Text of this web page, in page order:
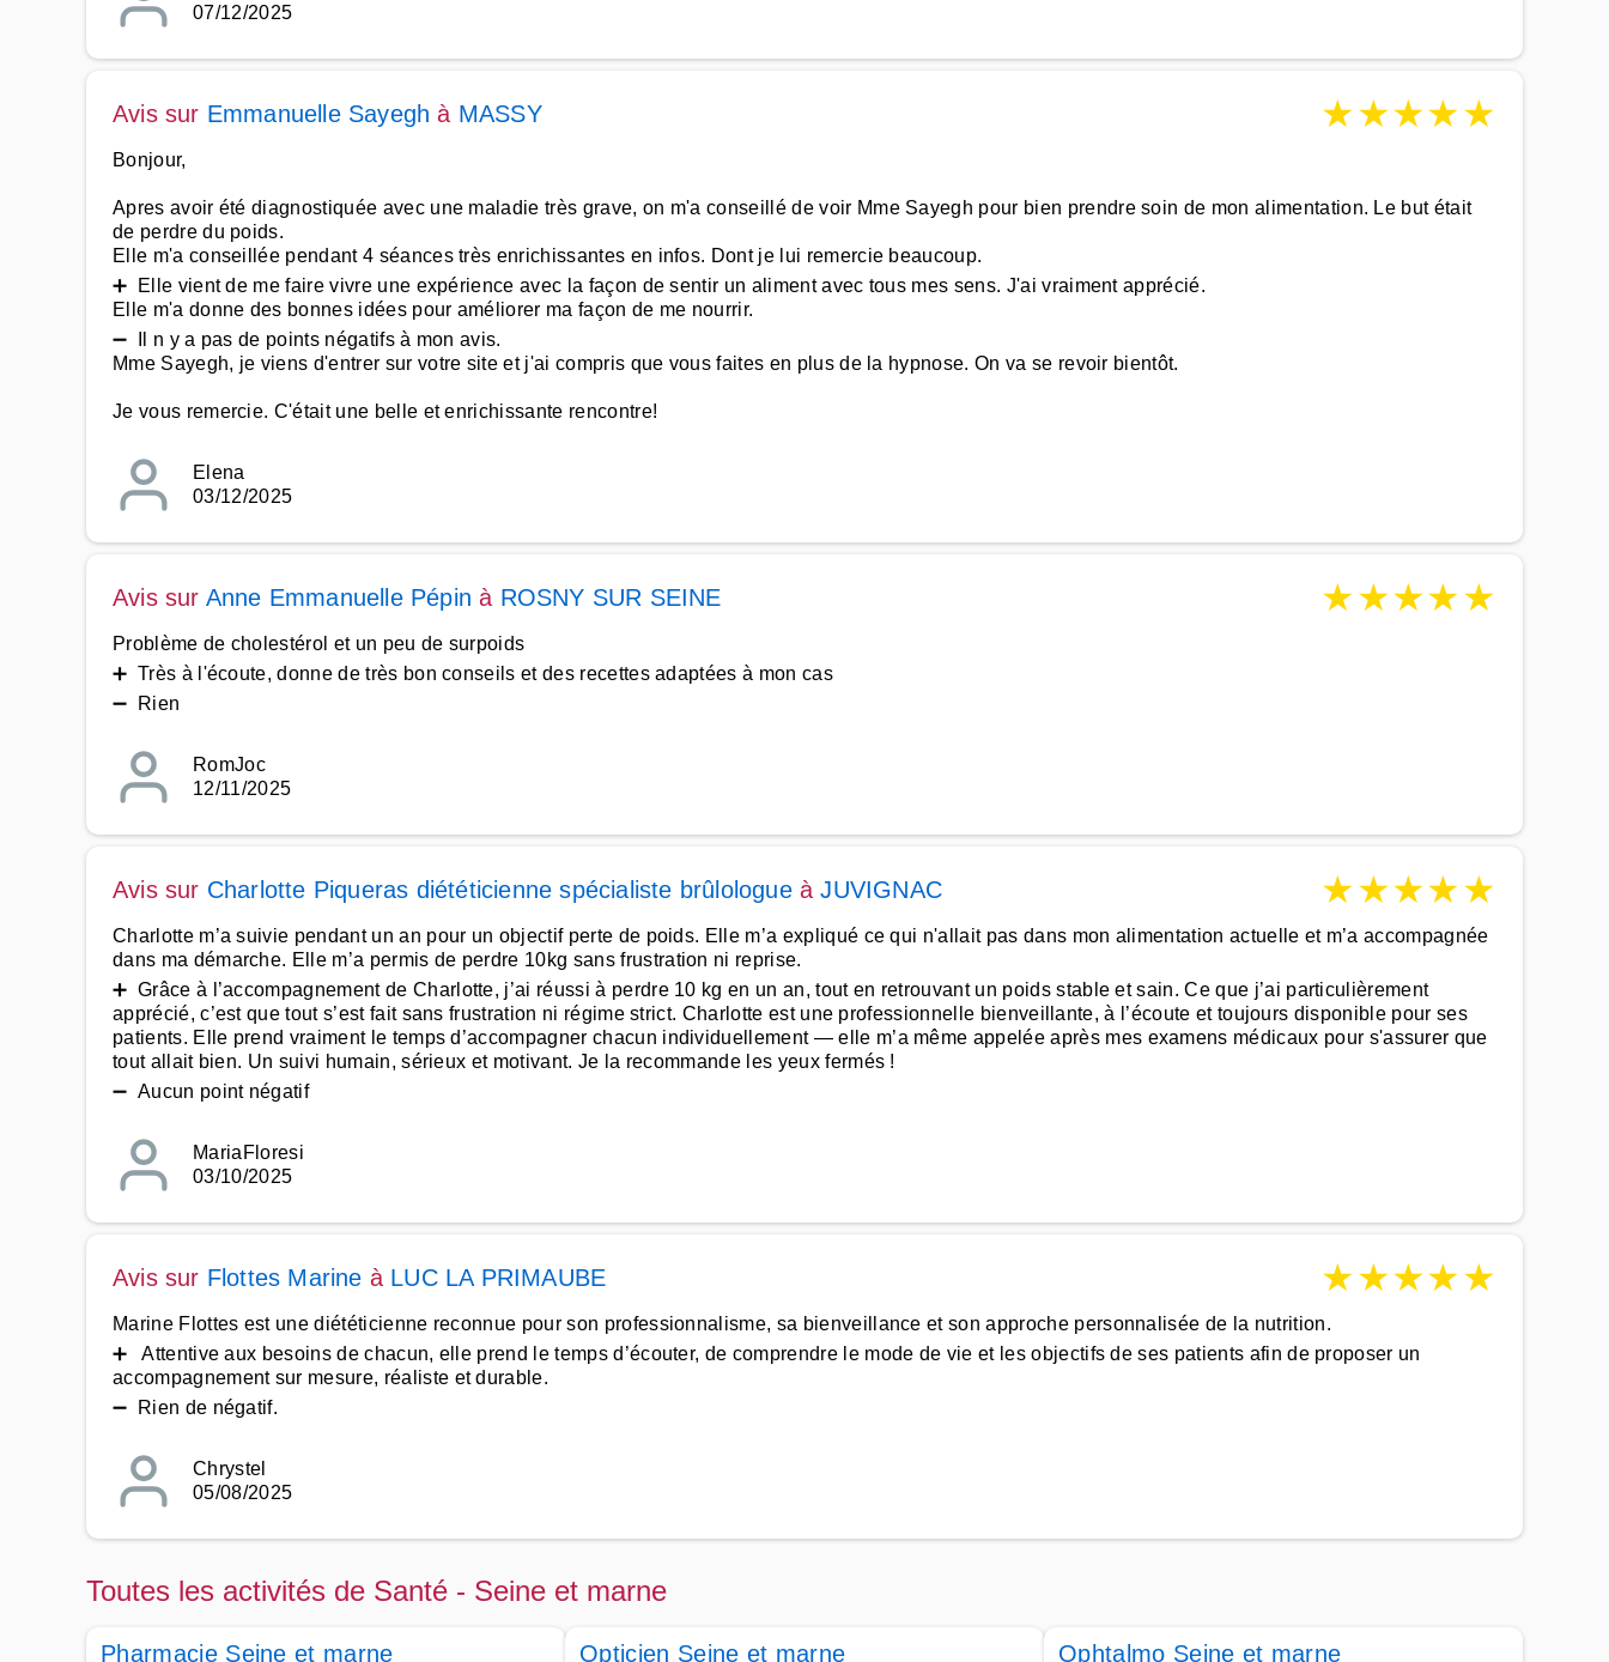
07/12/2025
Avis sur Emmanuelle Sayegh à MASSY ★★★★★
Bonjour,
Apres avoir été diagnostiquée avec une maladie très grave, on m'a conseillé de voir Mme Sayegh pour bien prendre soin de mon alimentation. Le but était
de perdre du poids.
Elle m'a conseillée pendant 4 séances très enrichissantes en infos. Dont je lui remercie beaucoup.
➕ Elle vient de me faire vivre une expérience avec la façon de sentir un aliment avec tous mes sens. J'ai vraiment apprécié.
Elle m'a donne des bonnes idées pour améliorer ma façon de me nourrir.
➖ Il n y a pas de points négatifs à mon avis.
Mme Sayegh, je viens d'entrer sur votre site et j'ai compris que vous faites en plus de la hypnose. On va se revoir bientôt.
Je vous remercie. C'était une belle et enrichissante rencontre!
Elena
03/12/2025
Avis sur Anne Emmanuelle Pépin à ROSNY SUR SEINE ★★★★★
Problème de cholestérol et un peu de surpoids
➕ Très à l'écoute, donne de très bon conseils et des recettes adaptées à mon cas
➖ Rien
RomJoc
12/11/2025
Avis sur Charlotte Piqueras diététicienne spécialiste brûlologueàJUVIGNAC ★★★★★
Charlotte m’a suivie pendant un an pour un objectif perte de poids. Elle m’a expliqué ce qui n'allait pas dans mon alimentation actuelle et m’a accompagnée
dans ma démarche. Elle m’a permis de perdre 10kg sans frustration ni reprise.
➕ Grâce à l’accompagnement de Charlotte, j’ai réussi à perdre 10 kg en un an, tout en retrouvant un poids stable et sain. Ce que j’ai particulièrement
apprécié, c’est que tout s’est fait sans frustration ni régime strict. Charlotte est une professionnelle bienveillante, à l’écoute et toujours disponible pour ses
patients. Elle prend vraiment le temps d’accompagner chacun individuellement — elle m’a même appelée après mes examens médicaux pour s'assurer que
tout allait bien. Un suivi humain, sérieux et motivant. Je la recommande les yeux fermés !
➖ Aucun point négatif
MariaFloresi
03/10/2025
Avis sur Flottes Marine à LUC LA PRIMAUBE ★★★★★
Marine Flottes est une diététicienne reconnue pour son professionnalisme, sa bienveillance et son approche personnalisée de la nutrition.
➕ Attentive aux besoins de chacun, elle prend le temps d’écouter, de comprendre le mode de vie et les objectifs de ses patients afin de proposer un
accompagnement sur mesure, réaliste et durable.
➖ Rien de négatif.
Chrystel
05/08/2025
Toutes les activités de Santé - Seine et marne
Pharmacie Seine et marne Opticien Seine et marne Ophtalmo Seine et marne